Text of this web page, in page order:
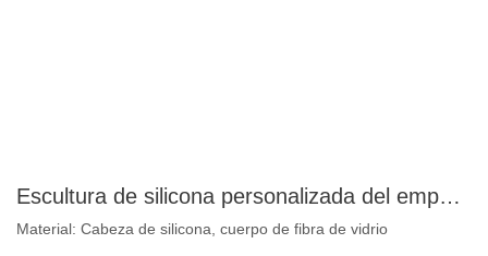
Escultura de silicona personalizada del emperador cristiano del Museo Histórico | Arte DXDF, Escultura de cera del Gran Oriente
Material: Cabeza de silicona, cuerpo de fibra de vidrio